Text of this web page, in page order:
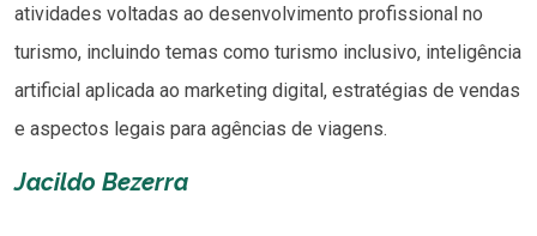
atividades voltadas ao desenvolvimento profissional no
turismo, incluindo temas como turismo inclusivo, inteligência
artificial aplicada ao marketing digital, estratégias de vendas
e aspectos legais para agências de viagens.
Jacildo Bezerra